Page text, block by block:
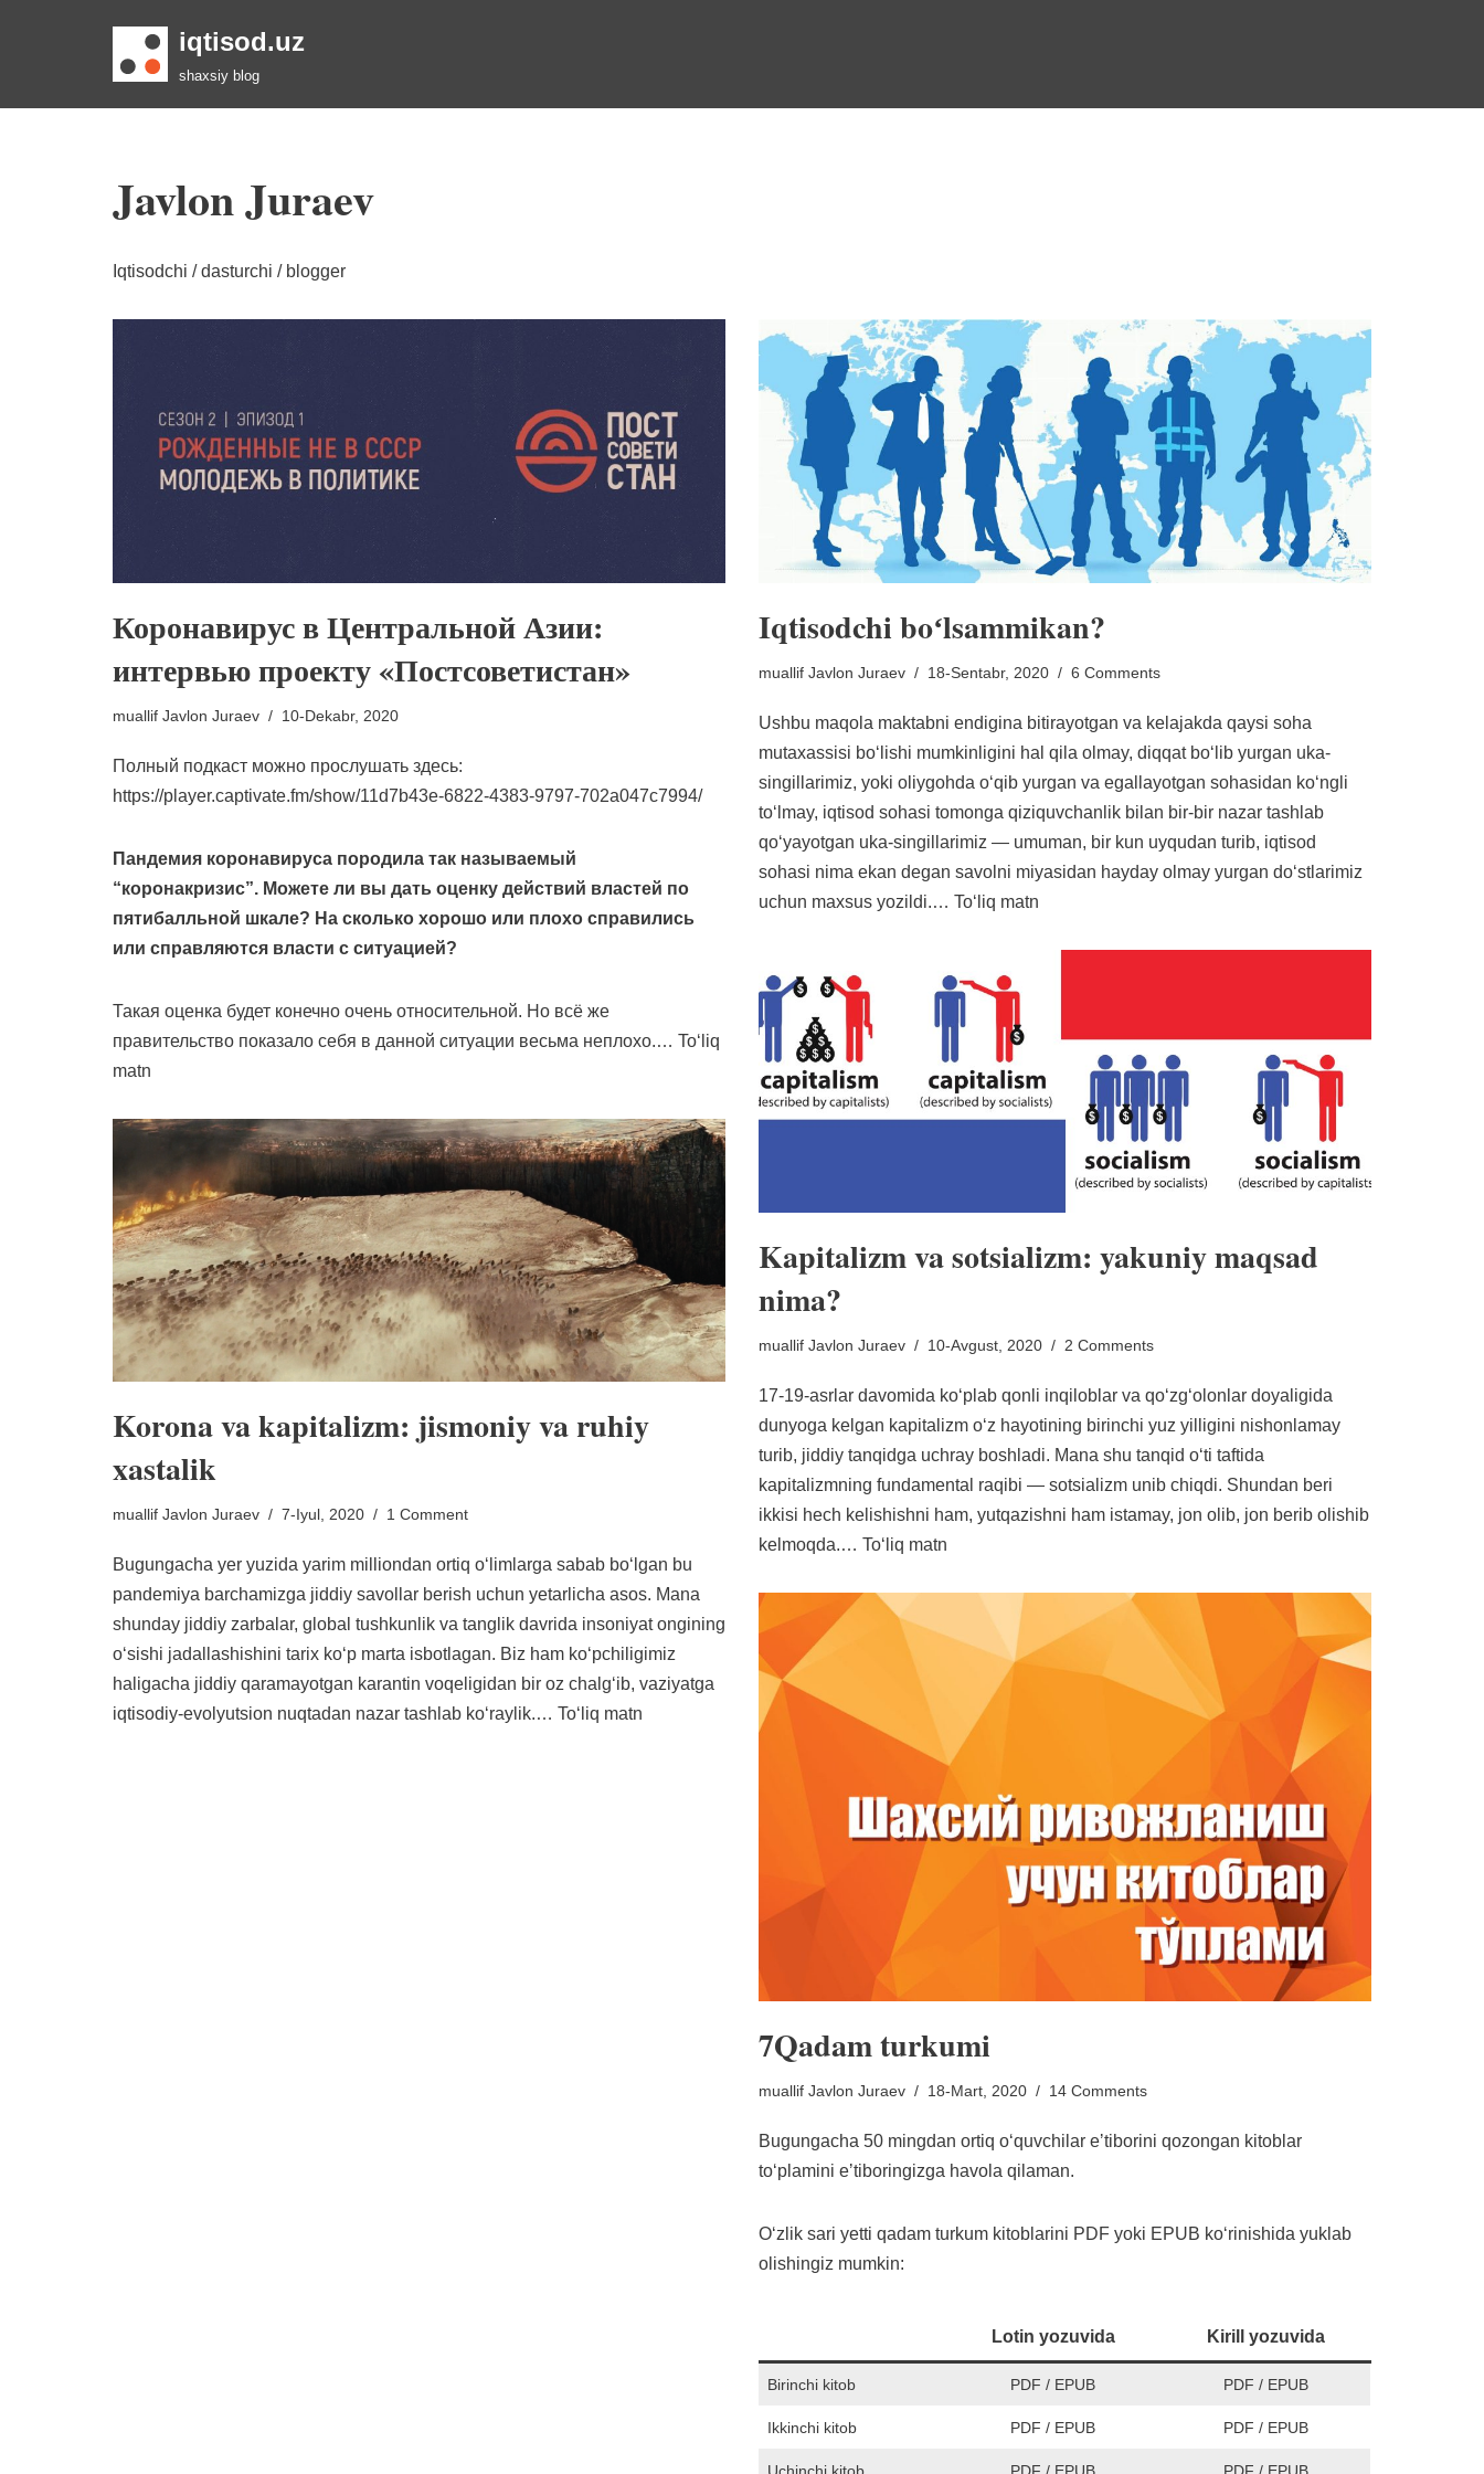
iqtisod.uz
shaxsiy blog
Javlon Juraev
Iqtisodchi / dasturchi / blogger
Коронавирус в Центральной Азии:
интервью проекту «Постсоветистан»
muallif Javlon Juraev 10-Dekabr, 2020
Полный подкаст можно прослушать здесь:
https://player.captivate.fm/show/11d7b43e-6822-4383-9797-702a047c7994/
Пандемия коронавируса породила так называемый
“коронакризис”. Можете ли вы дать оценку действий властей по
пятибалльной шкале? На сколько хорошо или плохо справились
или справляются власти с ситуацией?
Такая оценка будет конечно очень относительной. Но всё же
правительство показало себя в данной ситуации весьма неплохо.… Toʻliq
matn
Iqtisodchi boʻlsammikan?
muallif Javlon Juraev 18-Sentabr, 2020 6 Comments
Ushbu maqola maktabni endigina bitirayotgan va kelajakda qaysi soha
mutaxassisi boʻlishi mumkinligini hal qila olmay, diqqat boʻlib yurgan uka-
singillarimiz, yoki oliygohda oʻqib yurgan va egallayotgan sohasidan koʻngli
toʻlmay, iqtisod sohasi tomonga qiziquvchanlik bilan bir-bir nazar tashlab
qoʻyayotgan uka-singillarimiz — umuman, bir kun uyqudan turib, iqtisod
sohasi nima ekan degan savolni miyasidan hayday olmay yurgan doʻstlarimiz
uchun maxsus yozildi.… Toʻliq matn
Kapitalizm va sotsializm: yakuniy maqsad
nima?
muallif Javlon Juraev 10-Avgust, 2020 2 Comments
17-19-asrlar davomida koʻplab qonli inqiloblar va qoʻzgʻolonlar doyaligida
dunyoga kelgan kapitalizm oʻz hayotining birinchi yuz yilligini nishonlamay
turib, jiddiy tanqidga uchray boshladi. Mana shu tanqid oʻti taftida
kapitalizmning fundamental raqibi — sotsializm unib chiqdi. Shundan beri
ikkisi hech kelishishni ham, yutqazishni ham istamay, jon olib, jon berib olishib
kelmoqda.… Toʻliq matn
Korona va kapitalizm: jismoniy va ruhiy
xastalik
muallif Javlon Juraev 7-Iyul, 2020 1 Comment
Bugungacha yer yuzida yarim milliondan ortiq oʻlimlarga sabab boʻlgan bu
pandemiya barchamizga jiddiy savollar berish uchun yetarlicha asos. Mana
shunday jiddiy zarbalar, global tushkunlik va tanglik davrida insoniyat ongining
oʻsishi jadallashishini tarix koʻp marta isbotlagan. Biz ham koʻpchiligimiz
haligacha jiddiy qaramayotgan karantin voqeligidan bir oz chalgʻib, vaziyatga
iqtisodiy-evolyutsion nuqtadan nazar tashlab koʻraylik.… Toʻliq matn
7Qadam turkumi
muallif Javlon Juraev 18-Mart, 2020 14 Comments
Bugungacha 50 mingdan ortiq oʻquvchilar eʼtiborini qozongan kitoblar
toʻplamini eʼtiboringizga havola qilaman.
Oʻzlik sari yetti qadam turkum kitoblarini PDF yoki EPUB koʻrinishida yuklab
olishingiz mumkin:
Lotin yozuvida Kirill yozuvida
Birinchi kitob PDF / EPUB PDF / EPUB
Ikkinchi kitob PDF / EPUB PDF / EPUB